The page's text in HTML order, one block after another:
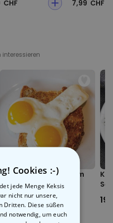
CHF 7,99 CHF
Penis Spiegeleier-Form
CHF
Set
Cookies :-)
jede Menge Keksis
nicht nur unsere,
Dritten. Diese süßen
notwendig, um euch